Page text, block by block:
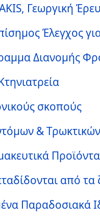
Γεωργική
Έλεγχος
Διανομής
σκοπούς
& Τρωκτικών
από
Παραδοσιακά